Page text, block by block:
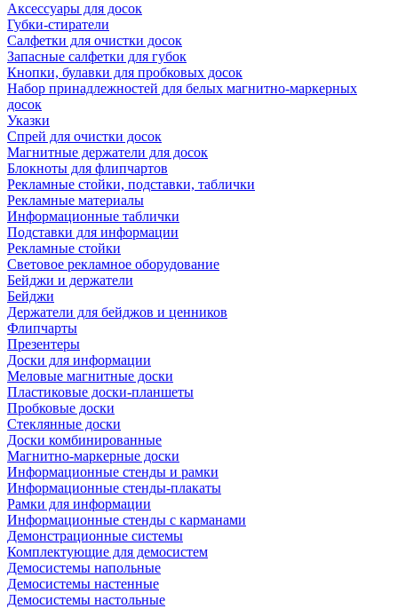
Аксессуары для досок
Губки-стиратели
Салфетки для очистки досок
Запасные салфетки для губок
Кнопки, булавки для пробковых досок
Набор принадлежностей для белых магнитно-маркерных
досок
Указки
Спрей для очистки досок
Магнитные держатели для досок
Блокноты для флипчартов
Рекламные стойки, подставки, таблички
Рекламные материалы
Информационные таблички
Подставки для информации
Рекламные стойки
Световое рекламное оборудование
Бейджи и держатели
Бейджи
Держатели для бейджов и ценников
Флипчарты
Презентеры
Доски для информации
Меловые магнитные доски
Пластиковые доски-планшеты
Пробковые доски
Стеклянные доски
Доски комбинированные
Магнитно-маркерные доски
Информационные стенды и рамки
Информационные стенды-плакаты
Рамки для информации
Информационные стенды с карманами
Демонстрационные системы
Комплектующие для демосистем
Демосистемы напольные
Демосистемы настенные
Демосистемы настольные